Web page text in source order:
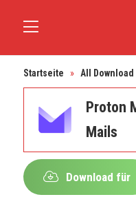
Startseite » All Download
Proton
Mails
Download für